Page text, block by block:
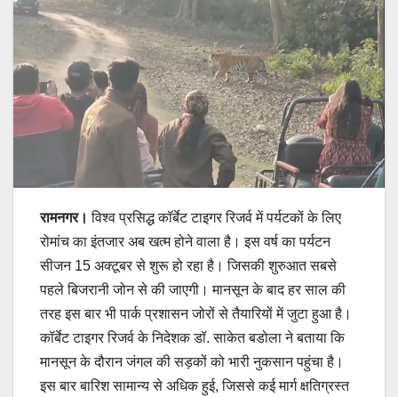
रामनगर। विश्व प्रसिद्ध कॉर्बेट टाइगर रिजर्व में पर्यटकों के लिए
रोमांच का इंतजार अब खत्म होने वाला है। इस वर्ष का पर्यटन
सीजन 15 अक्टूबर से शुरू हो रहा है। जिसकी शुरुआत सबसे
पहले बिजरानी जोन से की जाएगी। मानसून के बाद हर साल की
तरह इस बार भी पार्क प्रशासन जोरों से तैयारियों में जुटा हुआ है।
कॉर्बेट टाइगर रिजर्व के निदेशक डॉ. साकेत बडोला ने बताया कि
मानसून के दौरान जंगल की सड़कों को भारी नुकसान पहुंचा है।
इस बार बारिश सामान्य से अधिक हुई, जिससे कई मार्ग क्षतिग्रस्त